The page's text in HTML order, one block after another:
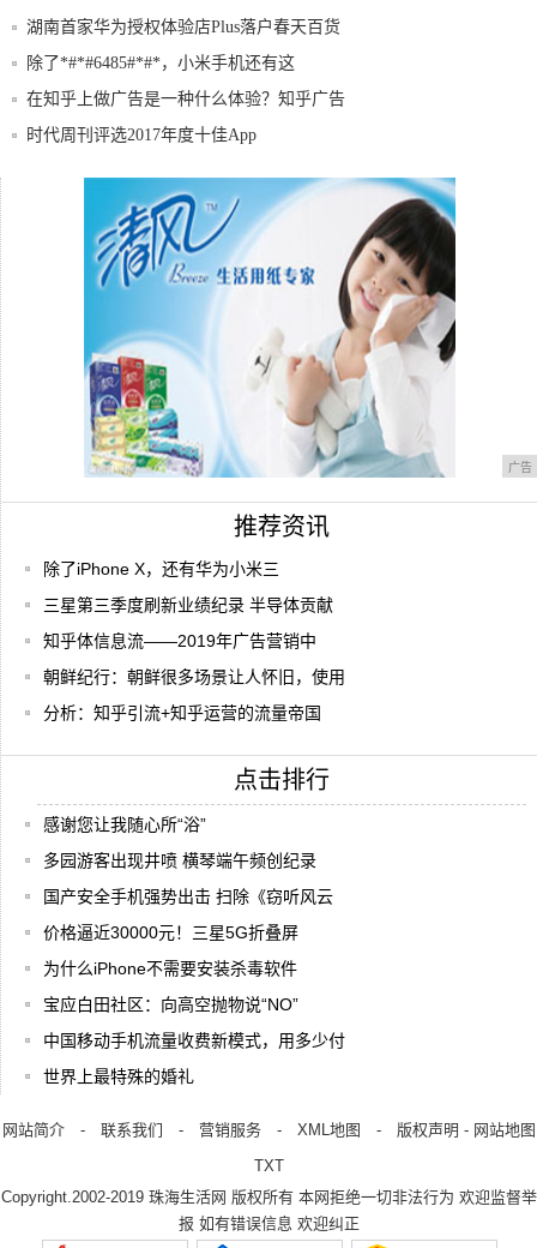
湖南首家华为授权体验店Plus落户春天百货
除了*#*#6485#*#*，小米手机还有这
在知乎上做广告是一种什么体验？知乎广告
策略全
时代周刊评选2017年度十佳App
国家出台三包政策，那三包是哪三包，你能
广告
推荐资讯
除了iPhone X，还有华为小米三
三星第三季度刷新业绩纪录 半导体贡献
知乎体信息流——2019年广告营销中
朝鲜纪行：朝鲜很多场景让人怀旧，使用
分析：知乎引流+知乎运营的流量帝国
点击排行
感谢您让我随心所“浴”
多园游客出现井喷 横琴端午频创纪录
国产安全手机强势出击 扫除《窃听风云
价格逼近30000元！三星5G折叠屏
为什么iPhone不需要安装杀毒软件
宝应白田社区：向高空抛物说“NO”
中国移动手机流量收费新模式，用多少付
世界上最特殊的婚礼
网站简介- 联系我们 - 营销服务- XML地图 - 版权声明 - 网站地图
TXT
Copyright.2002-2019 珠海生活网 版权所有 本网拒绝一切非法行为 欢迎监督举
报 如有错误信息 欢迎纠正